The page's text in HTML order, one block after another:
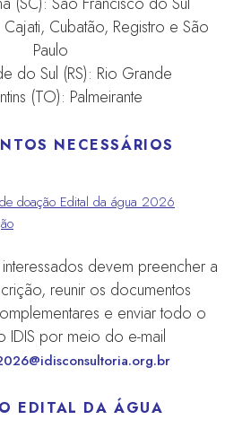
Cajati, Cubatão, Registro e São
Paulo
do Sul (RS): Rio Grande
(TO): Palmeirante
NECESSÁRIOS
doação Edital da água 2026
devem preencher a
reunir os documentos
e enviar todo o
IDIS por meio do e-mail
EDITAL DA ÁGUA